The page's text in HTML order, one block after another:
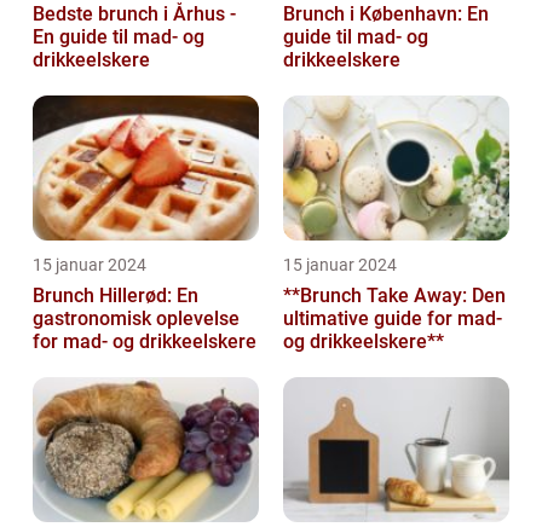
Bedste brunch i Århus -
En guide til mad- og
drikkeelskere
Brunch i København: En
guide til mad- og
drikkeelskere
15 januar 2024
Brunch Hillerød: En
gastronomisk oplevelse
for mad- og drikkeelskere
15 januar 2024
**Brunch Take Away: Den
ultimative guide for mad-
og drikkeelskere**